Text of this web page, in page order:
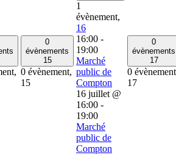
0
évènements
15
0 évènement,
15
1
évènement,
16
16:00 -
19:00
Marché
public de
Compton
16 juillet @
16:00 -
19:00
Marché
public de
Compton
0
évènements
17
0
17